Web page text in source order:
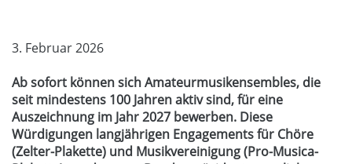
3. Februar 2026
Ab sofort können sich Amateurmusikensembles, die
seit mindestens 100 Jahren aktiv sind, für eine
Auszeichnung im Jahr 2027 bewerben. Diese
Würdigungen langjährigen Engagements für Chöre
(Zelter-Plakette) und Musikvereinigung (Pro-Musica-